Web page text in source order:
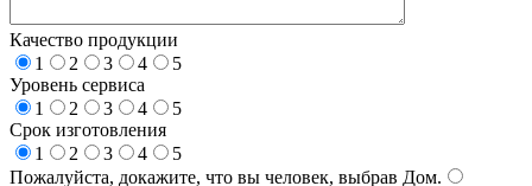
Качество продукции
1
2 3 4
5
Уровень сервиса
1
2 3 4
5
Срок изготовления
1
2 3 4
5
Пожалуйста, докажите, что вы человек, выбрав Дом.